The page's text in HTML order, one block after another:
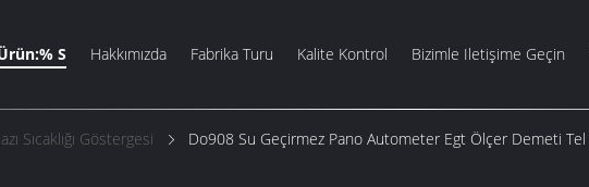
S Hakkımızda Fabrika Turu Kalite Kontrol Bizimle Iletişime Geçin
Sıcaklığı Göstergesi Do908 Su Geçirmez Pano Autometer Egt Ölçer Demeti